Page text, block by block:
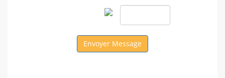
Envoyer Message